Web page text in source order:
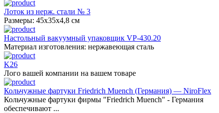
Лоток из нерж. стали № 3
Размеры: 45х35х4,8 см
Настольный вакуумный упаковщик VP-430.20
Материал изготовления: нержавеющая сталь
K26
Лого вашей компании на вашем товаре
Кольчужные фартуки Friedrich Muench (Германия) — NiroFlex
Кольчужные фартуки фирмы "Friedrich Muench" - Германия
обеспечивают ...